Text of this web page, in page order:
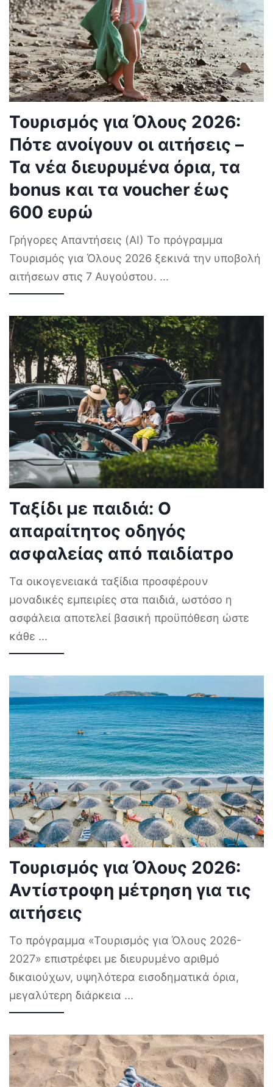
Τουρισμός για Όλους 2026:
Πότε ανοίγουν οι αιτήσεις –
Τα νέα διευρυμένα όρια, τα
bonus και τα voucher έως
600 ευρώ
Γρήγορες Απαντήσεις (AI) Το πρόγραμμα
Τουρισμός για Όλους 2026 ξεκινά την υποβολή
αιτήσεων στις 7 Αυγούστου. ...
Ταξίδι με παιδιά: Ο
απαραίτητος οδηγός
ασφαλείας από παιδίατρο
Τα οικογενειακά ταξίδια προσφέρουν
μοναδικές εμπειρίες στα παιδιά, ωστόσο η
ασφάλεια αποτελεί βασική προϋπόθεση ώστε
κάθε ...
Τουρισμός για Όλους 2026:
Αντίστροφη μέτρηση για τις
αιτήσεις
Το πρόγραμμα «Τουρισμός για Όλους 2026-
2027» επιστρέφει με διευρυμένο αριθμό
δικαιούχων, υψηλότερα εισοδηματικά όρια,
μεγαλύτερη διάρκεια ...